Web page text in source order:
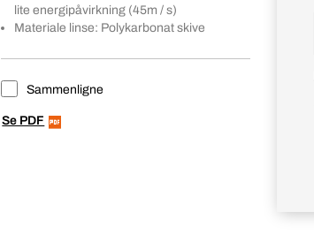
lite energipåvirkning (45m / s)
Materiale linse: Polykarbonat skive
Sammenligne
Se PDF